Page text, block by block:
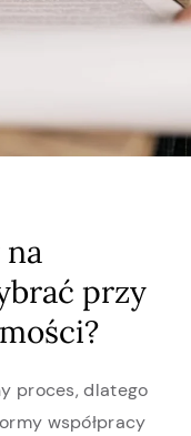
przy
proces, dlatego
współpracy